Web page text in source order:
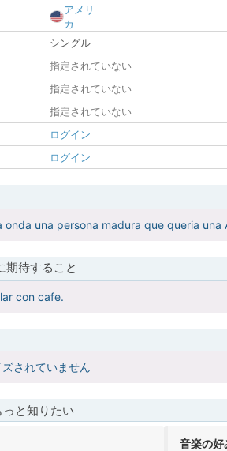
アメリ
カ
シングル
指定されていない
指定されていない
指定されていない
ログイン
ログイン
onda una persona madura que queria
期待すること
con cafe.
されていません
と知りたい
音楽の好